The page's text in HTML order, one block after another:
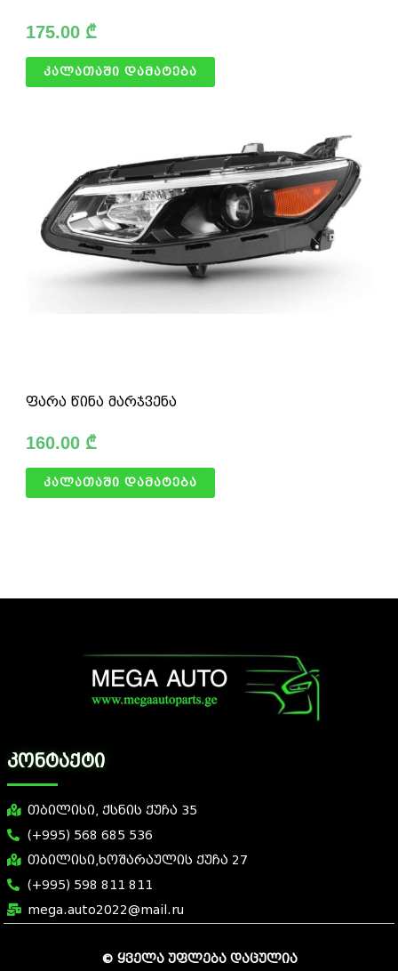
175.00 ₾
კალათაში დამატება
ფარა წინა მარჯვენა
160.00 ₾
კალათაში დამატება
კონტაქტი
თბილისი, ქსნის ქუჩა 35
(+995) 568 685 536
თბილისი,ხოშარაულის ქუჩა 27
(+995) 598 811 811
mega.auto2022@mail.ru
© ყველა უფლება დაცულია